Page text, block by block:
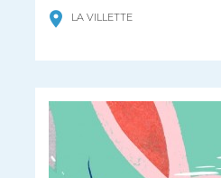
LA VILLETTE